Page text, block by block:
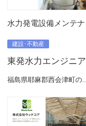
水力発電設備メンテ
建設･不動産
東発水力エンジニ
福島県耶麻郡西会津町の...